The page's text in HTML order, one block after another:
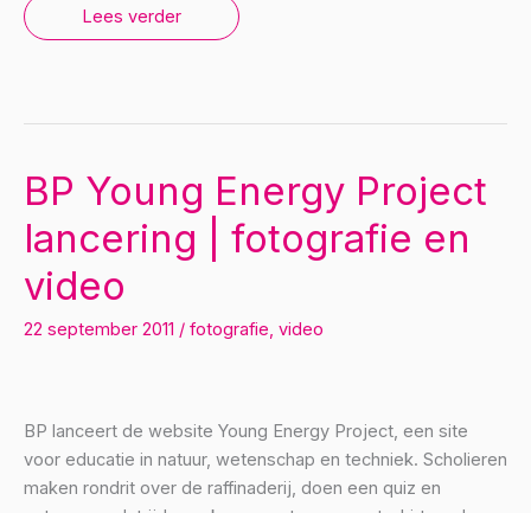
#Travel3dot0
Lees verder
BP Young Energy Project
lancering | fotografie en
video
22 september 2011 / fotografie, video
BP lanceert de website Young Energy Project, een site
voor educatie in natuur, wetenschap en techniek. Scholieren
maken rondrit over de raffinaderij, doen een quiz en